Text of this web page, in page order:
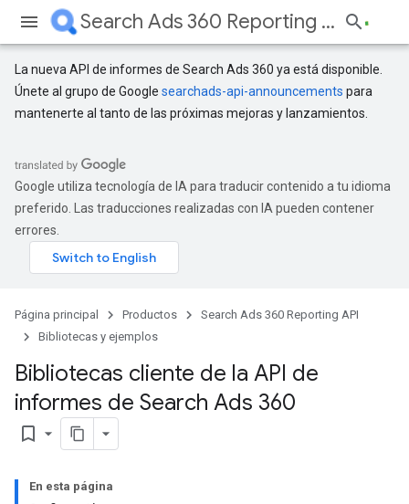
Search Ads 360 Reporting API
La nueva API de informes de Search Ads 360 ya está disponible.
Únete al grupo de Google searchads-api-announcements para
mantenerte al tanto de las próximas mejoras y lanzamientos.
Google utiliza tecnología de IA para traducir contenido a tu idioma
preferido. Las traducciones realizadas con IA pueden contener
errores.
Página principal Productos
Search Ads 360 Reporting API
Bibliotecas y ejemplos
Bibliotecas cliente de la API de
informes de Search Ads 360
bookmark_border
En esta página